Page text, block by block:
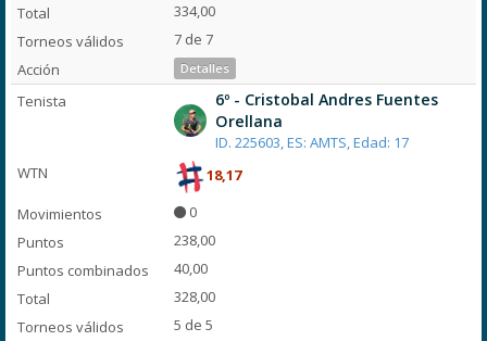
334,00
7 de 7
Detalles
6º - Cristobal Andres Fuentes
Orellana
ID. 225603, ES: AMTS, Edad: 17
18,17
0
238,00
40,00
328,00
5 de 5